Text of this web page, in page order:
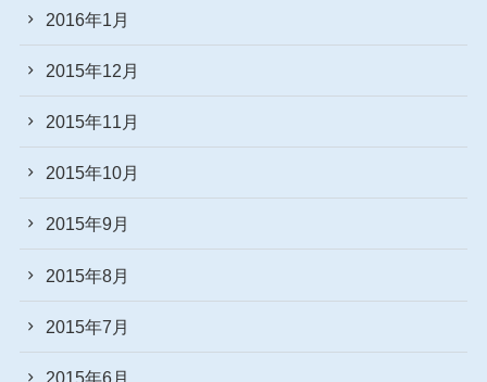
2016年1月
2015年12月
2015年11月
2015年10月
2015年9月
2015年8月
2015年7月
2015年6月